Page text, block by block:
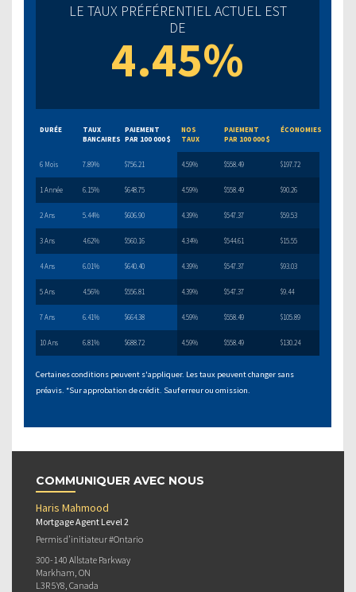
LE TAUX PRÉFÉRENTIEL ACTUEL EST
DE
4.45%
DURÉE
TAUX
BANCAIRES
PAIEMENT
PAR 100 000 $
NOS
TAUX
PAIEMENT
PAR 100 000 $
ÉCONOMIES
6 Mois 7.89% $756.21 4.59% $558.49 $197.72
1 Année 6.15% $648.75 4.59% $558.49 $90.26
2 Ans 5.44% $606.90 4.39% $547.37 $59.53
3 Ans 4.62% $560.16 4.34% $544.61 $15.55
4 Ans 6.01% $640.40 4.39% $547.37 $93.03
5 Ans 4.56% $556.81 4.39% $547.37 $9.44
7 Ans 6.41% $664.38 4.59% $558.49 $105.89
10 Ans 6.81% $688.72 4.59% $558.49 $130.24
Certaines conditions peuvent s'appliquer. Les taux peuvent changer sans
préavis. *Sur approbation de crédit. Sauf erreur ou omission.
COMMUNIQUER AVEC NOUS
Haris Mahmood
Mortgage Agent Level 2
Permis d’initiateur #Ontario
300-140 Allstate Parkway
Markham, ON
L3R 5Y8, Canada